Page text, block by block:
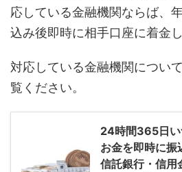
応している金融機関ならば、
込み後即時に相手口座に着金し
対応している金融機関につい
覧ください。
24時間365日い
お金を即時に振
信託銀行・信用